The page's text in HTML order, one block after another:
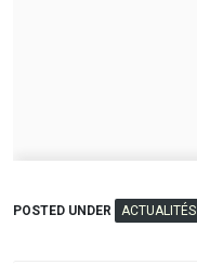
POSTED UNDER ACTUALITÉS